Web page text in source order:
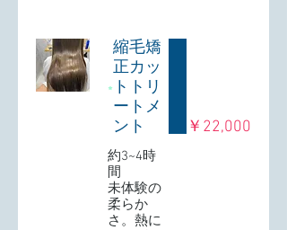
縮毛矯
正カッ
トトリ
ートメ
ント
約3~4時
間
未体験の
柔らか
さ。熱に
￥22,000